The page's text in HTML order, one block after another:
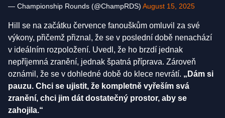
— Championship Rounds (@ChampRDS) August 15, 2025
Hill se na začátku července fanouškům omluvil za své
výkony, přičemž přiznal, že se v poslední době nenachází
v ideálním rozpoložení. Uvedl, že ho brzdí jednak
nepříjemná zranění, jednak špatná příprava. Zároveň
oznámil, že se v dohledné době do klece nevrátí. „Dám si
pauzu. Chci se ujistit, že kompletně vyřeším svá
zranění, chci jim dát dostatečný prostor, aby se
zahojila.“